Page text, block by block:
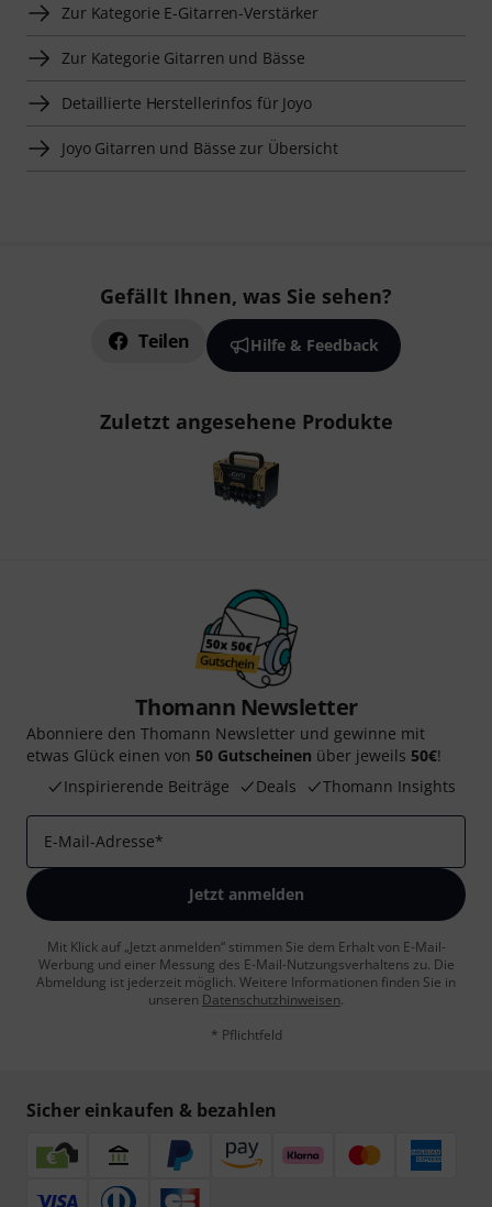
Zur Kategorie E-Gitarren-Verstärker
Zur Kategorie Gitarren und Bässe
Detaillierte Herstellerinfos für Joyo
Joyo Gitarren und Bässe zur Übersicht
Gefällt Ihnen, was Sie sehen?
Teilen Hilfe & Feedback
Zuletzt angesehene Produkte
Thomann Newsletter
Abonniere den Thomann Newsletter und gewinne mit
etwas Glück einen von 50 Gutscheinen über jeweils 50€!
Inspirierende Beiträge
Deals Thomann Insights
E-Mail-Adresse*
Jetzt anmelden
Mit Klick auf „Jetzt anmelden“ stimmen Sie dem Erhalt von E-Mail-
Werbung und einer Messung des E-Mail-Nutzungsverhaltens zu. Die
Abmeldung ist jederzeit möglich. Weitere Informationen finden Sie in
unseren Datenschutzhinweisen.
* Pflichtfeld
Sicher einkaufen & bezahlen